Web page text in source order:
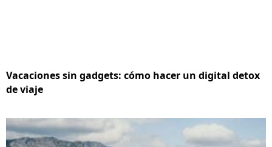
Vacaciones sin gadgets: cómo hacer un digital detox
de viaje